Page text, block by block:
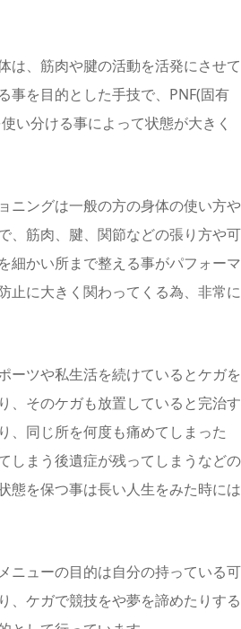
、 筋肉や腱の活動を活発にさせて
事を目的とした手技で、PNF(固有
い分ける事によって状態が大きく
ニングは一般の方の身体の使い方や
、筋肉、腱、関節などの張り方や可
細かい所まで整える事がパフォーマ
止に大きく関わってくる為、非常に
ーツや私生活を続けているとケガを
、そのケガも放置していると完治す
、同じ所を何度も痛めてしまった
しまう後遺症が残ってしまうなどの
態を保つ事は長い人生をみた時には
ニューの目的は自分の持っている可
、ケガで競技をや夢を諦めたりする